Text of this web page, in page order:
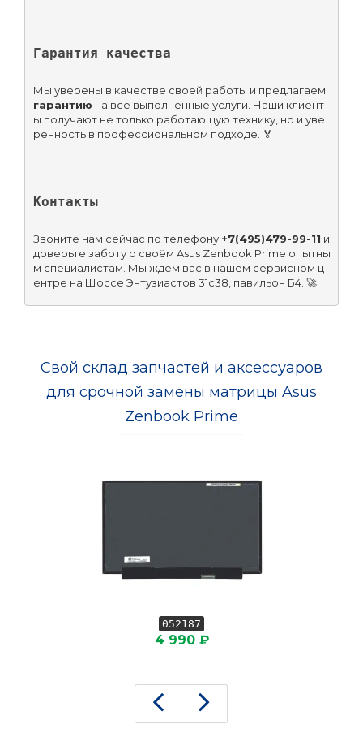
Гарантия качества
гарантию на все выполненные услуги. Наши клиент
ы получают не только работающую технику, но и уве
ренность в профессиональном подходе. 🏅
Контакты
Звоните нам сейчас по телефону +7(495)479-99-11 и
доверьте заботу о своём Asus Zenbook Prime опытны
м специалистам. Мы ждем вас в нашем сервисном ц
ентре на Шоссе Энтузиастов 31с38, павильон Б4. 🚀
Свой склад запчастей и аксессуаров
для срочной замены матрицы Asus
Zenbook Prime
052187
4 990 ₽